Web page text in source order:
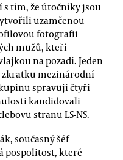
s tím, že útočníky jsou
uzamčenou
fotografii
mužů, kteří
na pozadí. Jeden
zkratku mezinárodní
spravují čtyři
kandidovali
stranu LS-NS.
současný šéf
pospolitost, které